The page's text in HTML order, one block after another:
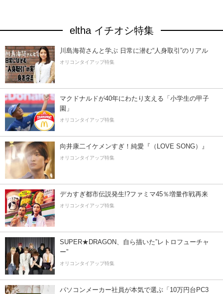
eltha イチオシ特集
川島海荷さんと学ぶ 日常に潜む“人身取引”のリアル
オリコンタイアップ特集
マクドナルドが40年にわたり支える「小学生の甲子
園」
オリコンタイアップ特集
向井康二イケメンすぎ！純愛『（LOVE SONG）』
オリコンタイアップ特集
デカすぎ都市伝説発生!?ファミマ45％増量作戦再来
オリコンタイアップ特集
SUPER★DRAGON、自ら描いた”レトロフューチャ
ー”
オリコンタイアップ特集
パソコンメーカー社員が本気で選ぶ「10万円台PC3